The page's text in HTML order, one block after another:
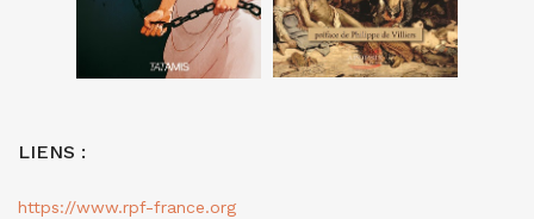
LIENS :
https://www.rpf-france.org